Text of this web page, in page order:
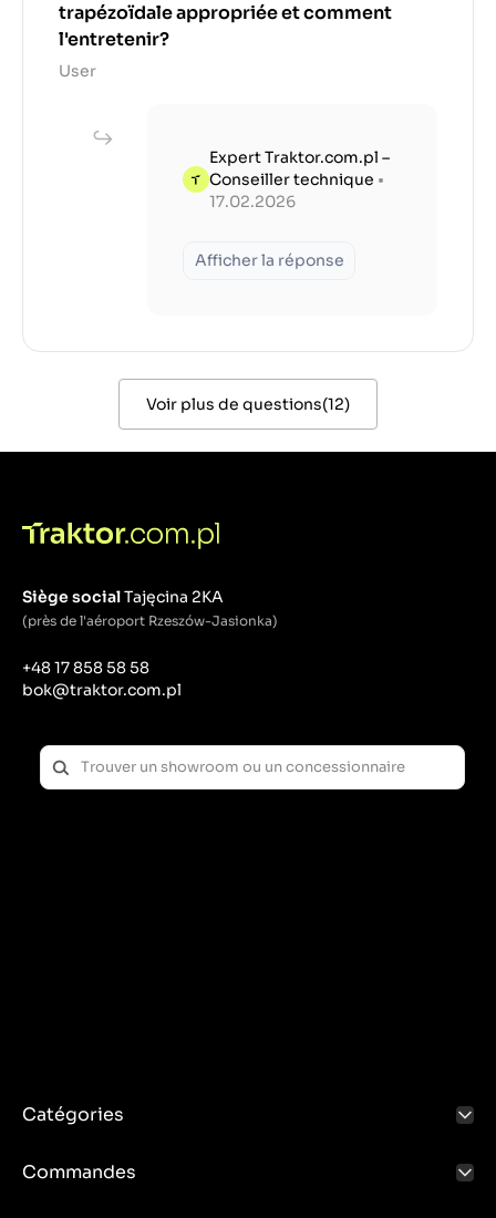
trapézoïdale appropriée et comment
l'entretenir?
User
Expert Traktor.com.pl –
Conseiller technique •
17.02.2026
Afficher la réponse
Voir plus de questions(12)
Siège socialTajęcina 2KA
(près de l'aéroport Rzeszów-Jasionka)
+48 17 858 58 58
bok@traktor.com.pl
Catégories
Commandes